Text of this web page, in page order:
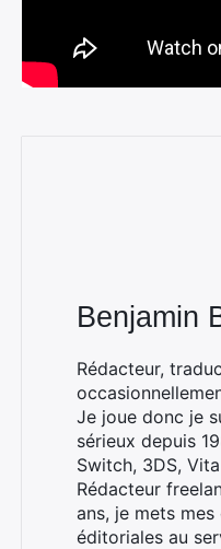
Benjamin
Rédacteur,
Je joue donc je
sérieux depuis
Switch, 3DS,
Rédacteur
ans, je mets
éditoriales au
: